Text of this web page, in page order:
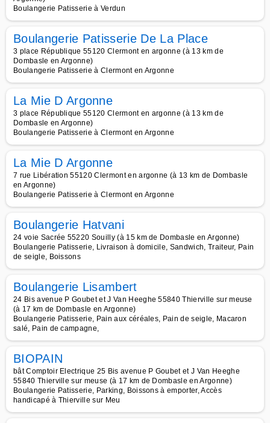
Boulangerie Patisserie à Verdun
Boulangerie Patisserie De La Place
3 place République 55120 Clermont en argonne (à 13 km de
Dombasle en Argonne)
Boulangerie Patisserie à Clermont en Argonne
La Mie D Argonne
3 place République 55120 Clermont en argonne (à 13 km de
Dombasle en Argonne)
Boulangerie Patisserie à Clermont en Argonne
La Mie D Argonne
7 rue Libération 55120 Clermont en argonne (à 13 km de Dombasle
en Argonne)
Boulangerie Patisserie à Clermont en Argonne
Boulangerie Hatvani
24 voie Sacrée 55220 Souilly (à 15 km de Dombasle en Argonne)
Boulangerie Patisserie, Livraison à domicile, Sandwich, Traiteur, Pain
de seigle, Boissons
Boulangerie Lisambert
24 Bis avenue P Goubet et J Van Heeghe 55840 Thierville sur meuse
(à 17 km de Dombasle en Argonne)
Boulangerie Patisserie, Pain aux céréales, Pain de seigle, Macaron
salé, Pain de campagne,
BIOPAIN
bât Comptoir Electrique 25 Bis avenue P Goubet et J Van Heeghe
55840 Thierville sur meuse (à 17 km de Dombasle en Argonne)
Boulangerie Patisserie, Parking, Boissons à emporter, Accès
handicapé à Thierville sur Meu